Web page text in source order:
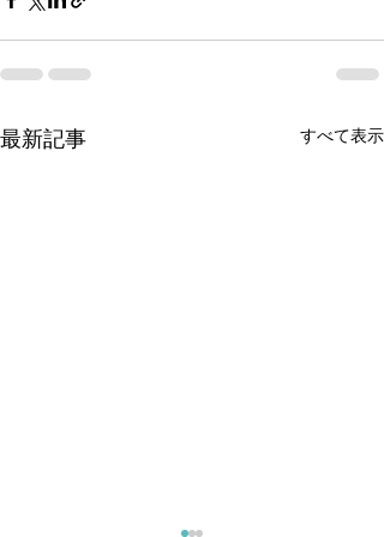
最新記事 すべて表示